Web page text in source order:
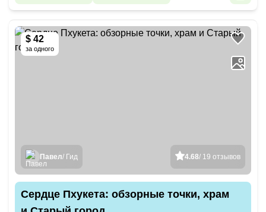
$ 42
за одного
4.68/ 19 отзывов
Павел/ Гид
Сердце Пхукета: обзорные точки, храм